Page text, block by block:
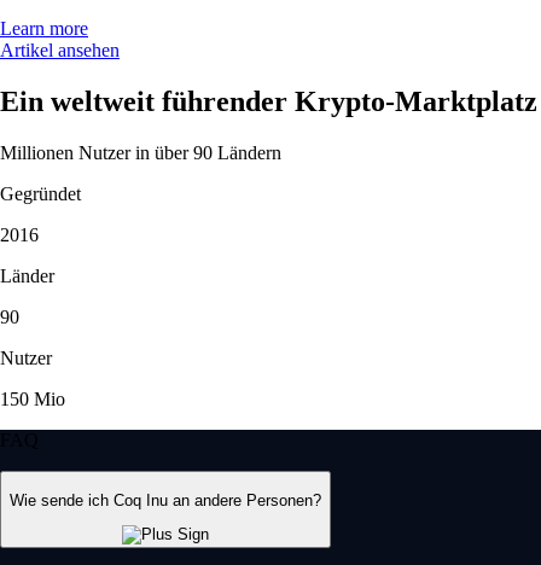
Learn more
Artikel ansehen
Ein weltweit führender Krypto-Marktplatz
Millionen Nutzer in über 90 Ländern
Gegründet
2016
Länder
90
Nutzer
150 Mio
FAQ
Wie sende ich Coq Inu an andere Personen?